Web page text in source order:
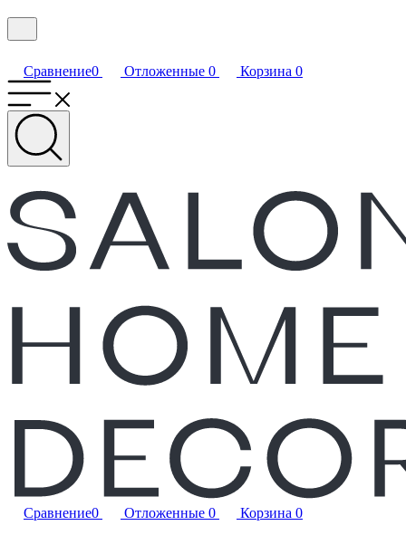
Сравнение0 Отложенные 0 Корзина 0
Сравнение0 Отложенные 0 Корзина 0